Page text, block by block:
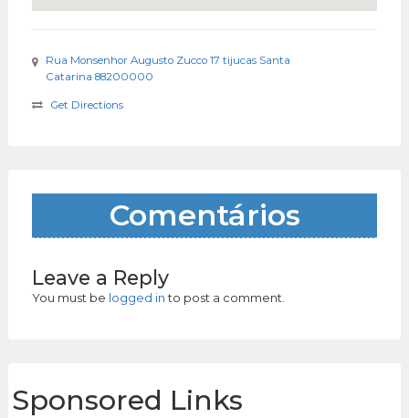
Rua Monsenhor Augusto Zucco 17 tijucas Santa
Catarina 88200000
Get Directions
Comentários
Leave a Reply
You must be logged into post a comment.
Sponsored Links